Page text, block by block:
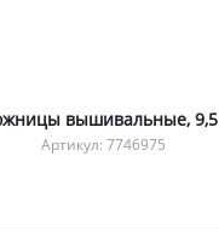
вышивальные, 9,5
Артикул: 7746975